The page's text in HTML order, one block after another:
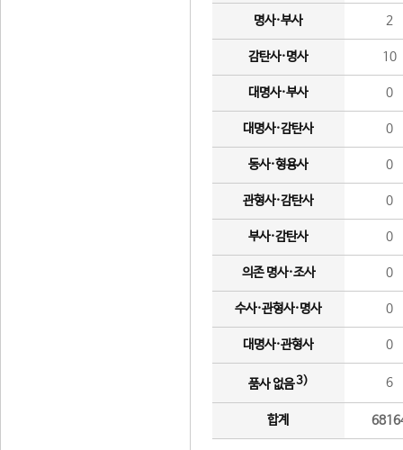
명사·부사 2
감탄사·명사 10
대명사·부사 0
대명사·감탄사 0
동사·형용사 0
관형사·감탄사 0
부사·감탄사 0
의존 명사·조사 0
수사·관형사·명사 0
대명사·관형사 0
품사 없음3) 6
합계